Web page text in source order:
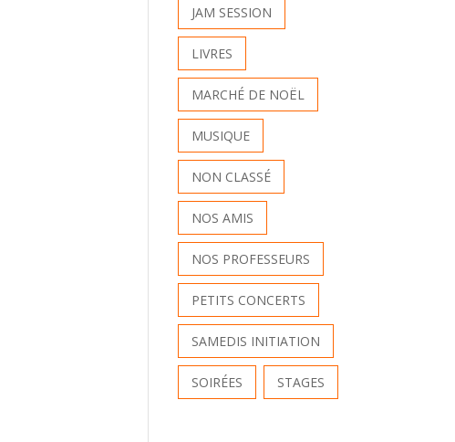
JAM SESSION
LIVRES
MARCHÉ DE NOËL
MUSIQUE
NON CLASSÉ
NOS AMIS
NOS PROFESSEURS
PETITS CONCERTS
SAMEDIS INITIATION
SOIRÉES STAGES